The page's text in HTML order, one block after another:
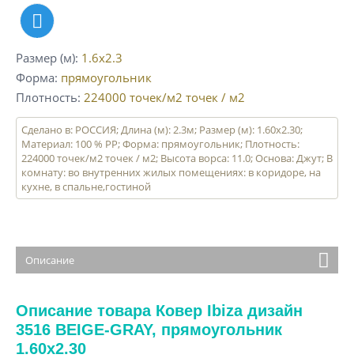
Размер (м) 1.6x2.3
Форма прямоугольник
Плотность 224000 точек/м2 точек / м2
Сделано в: РОССИЯ; Длина (м): 2.3м; Размер (м): 1.60x2.30;
Материал: 100 % PP; Форма: прямоугольник; Плотность:
224000 точек/м2 точек / м2; Высота ворса: 11.0; Основа: Джут; В
комнату: во внутренних жилых помещениях: в коридоре, на
кухне, в спальне,гостиной
Описание
Описание товара Ковер Ibiza дизайн
3516 BEIGE-GRAY, прямоугольник
1.60x2.30